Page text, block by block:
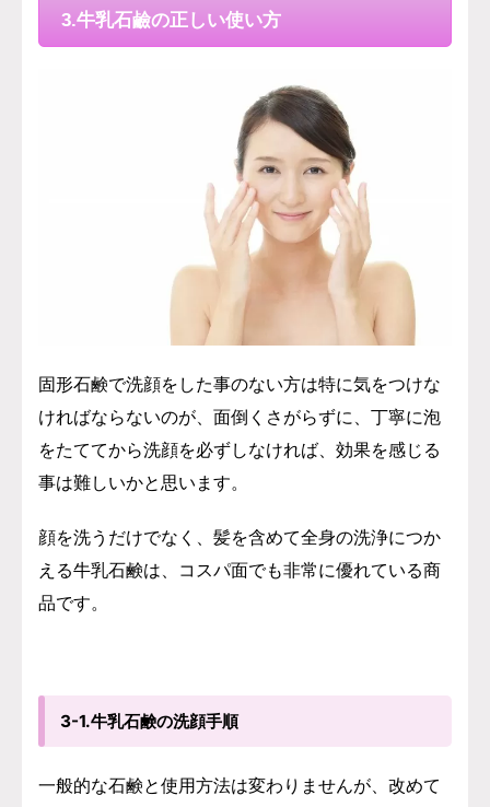
3.牛乳石鹼の正しい使い方
固形石鹸で洗顔をした事のない方は特に気をつけな
ければならないのが、面倒くさがらずに、丁寧に泡
をたててから洗顔を必ずしなければ、効果を感じる
事は難しいかと思います。
顔を洗うだけでなく、髪を含めて全身の洗浄につか
える牛乳石鹸は、コスパ面でも非常に優れている商
品です。
3-1.牛乳石鹸の洗顔手順
一般的な石鹸と使用方法は変わりませんが、改めて